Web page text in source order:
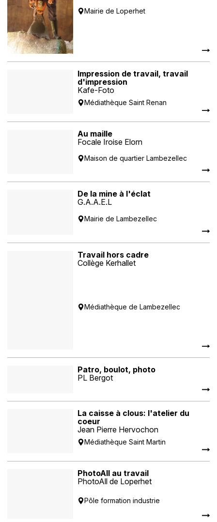
Mairie de Loperhet
Impression de travail, travail
d'impression
Kafe-Foto
Médiathèque Saint Renan
Au maille
Focale Iroise Elorn
Maison de quartier Lambezellec
De la mine à l'éclat
G.A.A.E.L
Mairie de Lambezellec
Travail hors cadre
Collège Kerhallet
Médiathèque de Lambezellec
Patro, boulot, photo
PL Bergot
La caisse à clous: l'atelier du
coeur
Jean Pierre Hervochon
Médiathèque Saint Martin
PhotoAll au travail
PhotoAll de Loperhet
Pôle formation industrie